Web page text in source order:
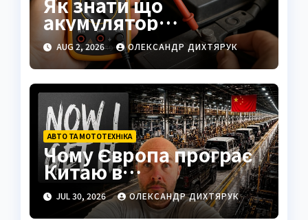
акумулятор
заряджений: повний
посібник з методами
перевірки
AUG 2, 2026 ОЛЕКСАНДР ДИХТЯРУК
АВТО ТА МОТОТЕХНІКА
Чому Європа програє
Китаю в
електромобілях: візит
на завод BYD
JUL 30, 2026 ОЛЕКСАНДР ДИХТЯРУК